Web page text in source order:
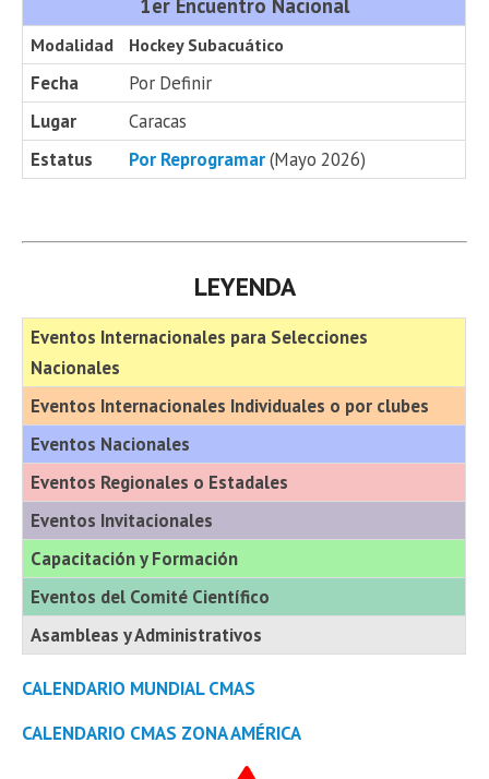
1er Encuentro Nacional
Modalidad Hockey Subacuático
Fecha
Por Definir
Lugar
Caracas
Estatus
Por Reprogramar(Mayo 2026)
LEYENDA
Eventos Internacionales para Selecciones
Nacionales
Eventos Internacionales Individuales o por clubes
Eventos Nacionales
Eventos Regionales o Estadales
Eventos Invitacionales
Capacitación y Formación
Eventos del Comité Científico
Asambleas y Administrativos
CALENDARIO MUNDIAL CMAS
CALENDARIO CMAS ZONA AMÉRICA